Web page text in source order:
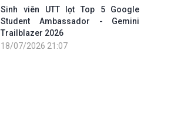
Sinh viên UTT lọt Top 5 Google
Student Ambassador - Gemini
Trailblazer 2026
18/07/2026 21:07